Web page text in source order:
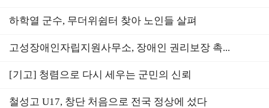
하학열 군수, 무더위쉼터 찾아 노인들 살펴
고성장애인자립지원사무소, 장애인 권리보장 촉...
[기고] 청렴으로 다시 세우는 군민의 신뢰
철성고 U17, 창단 처음으로 전국 정상에 섰다